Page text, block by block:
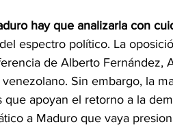
hay que analizarla con
espectro político. La
de Alberto Fernández,
Sin embargo, la
que apoyan el retorno a la
a Maduro que vaya